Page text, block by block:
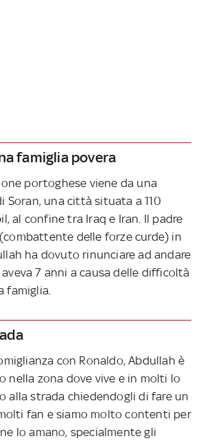
famiglia povera
portoghese viene da una
Soran, una città situata a 110
al confine tra Iraq e Iran. Il padre
delle forze curde) in
ha dovuto rinunciare ad andare
7 anni a causa delle difficoltà
famiglia.
con Ronaldo, Abdullah è
nella zona dove vive e in molti lo
alla strada chiedendogli di fare un
fan e siamo molto contenti per
lo amano, specialmente gli